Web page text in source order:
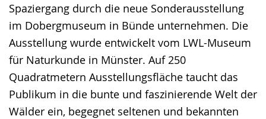
Spaziergang durch die neue Sonderausstellung
im Dobergmuseum in Bünde unternehmen. Die
Ausstellung wurde entwickelt vom LWL-Museum
für Naturkunde in Münster. Auf 250
Quadratmetern Ausstellungsfläche taucht das
Publikum in die bunte und faszinierende Welt der
Wälder ein, begegnet seltenen und bekannten